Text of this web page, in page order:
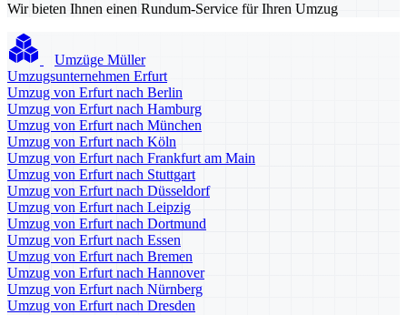
Wir bieten Ihnen einen Rundum-Service für Ihren Umzug
Umzüge Müller
Umzugsunternehmen Erfurt
Umzug von Erfurt nach Berlin
Umzug von Erfurt nach Hamburg
Umzug von Erfurt nach München
Umzug von Erfurt nach Köln
Umzug von Erfurt nach Frankfurt am Main
Umzug von Erfurt nach Stuttgart
Umzug von Erfurt nach Düsseldorf
Umzug von Erfurt nach Leipzig
Umzug von Erfurt nach Dortmund
Umzug von Erfurt nach Essen
Umzug von Erfurt nach Bremen
Umzug von Erfurt nach Hannover
Umzug von Erfurt nach Nürnberg
Umzug von Erfurt nach Dresden